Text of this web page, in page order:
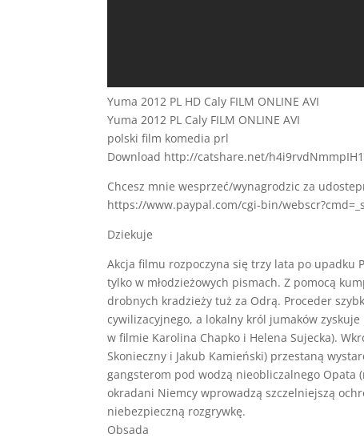
Yuma 2012 PL HD Caly FILM ONLINE AVI
Yuma 2012 PL Caly FILM ONLINE AVI
polski film komedia prl
Download http://catshare.net/
Chcesz mnie wesprzeć/wynagrodzic za
https://www.paypal.com/cgi-bin/
Dziekuje
Akcja filmu rozpoczyna się trzy lata po upadku
tylko w młodzieżowych pismach. Z pomocą
drobnych kradzieży tuż za Odrą. Proceder
cywilizacyjnego, a lokalny król jumaków
w filmie Karolina Chapko i Helena Sujecka).
Skonieczny i Jakub Kamieński) przestaną
gangsterom pod wodzą nieobliczalnego
okradani Niemcy wprowadzą szczelniejszą
niebezpieczną rozgrywkę.
Obsada